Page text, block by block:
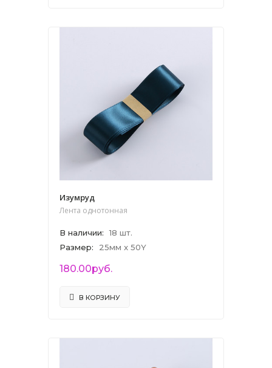
Изумруд
Лента однотонная
В наличии:
18 шт.
Размер: 25мм x 50Y
180.00руб.
В КОРЗИНУ